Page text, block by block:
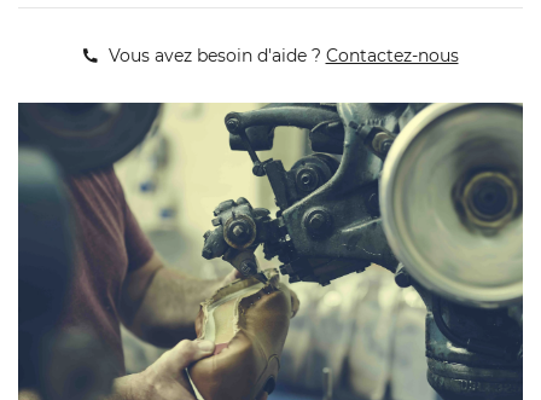
Vous avez besoin d'aide ? Contactez-nous